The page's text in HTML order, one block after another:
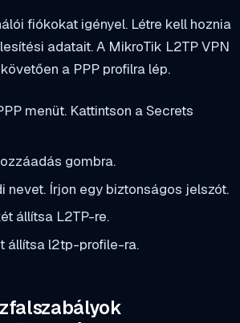
fiókokat igényel. Létre kell hoznia
adatait. A MikroTik L2TP VPN
a PPP profilra lép.
menüt. Kattintson a Secrets
gombra.
nevet. Írjon egy biztonságos jelszót.
állítsa L2TP-re.
állítsa l2tp-profile-ra.